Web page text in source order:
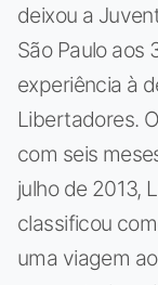
deixou a
São Paulo aos
experiência à
Libertadores.
com seis
julho de 2013,
classificou
uma viagem